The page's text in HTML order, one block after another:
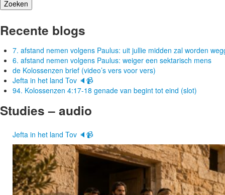
Recente blogs
7. afstand nemen volgens Paulus: uit jullie midden zal worden
6. afstand nemen volgens Paulus: weiger een sektarisch mens
de Kolossenzen brief (video’s vers voor vers)
Jefta in het land Tov 🔈📹
94. Kolossenzen 4:17-18 genade van begint tot eind (slot)
Studies – audio
Jefta in het land Tov 🔈📹